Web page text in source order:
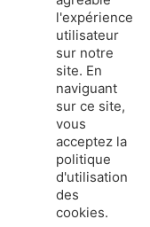
france-hydrogene.org
Données personnelles
Mentions légales
l'expérience
utilisateur
sur notre
site. En
naviguant
sur ce site,
vous
acceptez la
politique
d'utilisation
des
cookies.